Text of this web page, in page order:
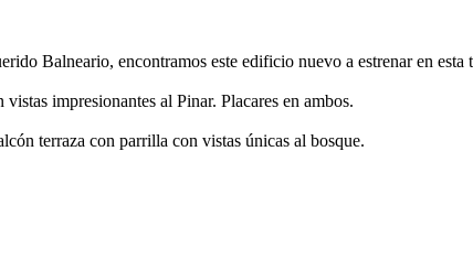
Balneario, encontramos este edificio nuevo a estrenar en
impresionantes al Pinar. Placares en ambos.
terraza con parrilla con vistas únicas al bosque.